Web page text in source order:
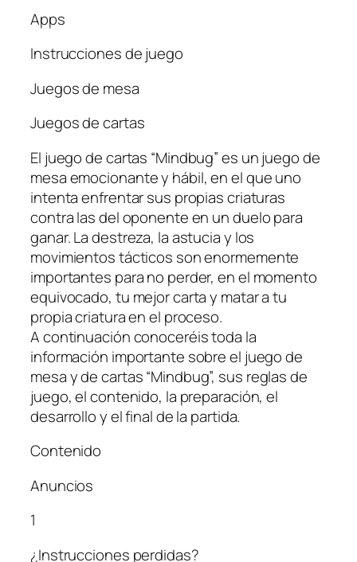
Apps
Instrucciones de juego
Juegos de mesa
Juegos de cartas
El juego de cartas “Mindbug” es un juego de
mesa emocionante y hábil, en el que uno
intenta enfrentar sus propias criaturas
contra las del oponente en un duelo para
ganar. La destreza, la astucia y los
movimientos tácticos son enormemente
importantes para no perder, en el momento
equivocado, tu mejor carta y matar a tu
propia criatura en el proceso.
A continuación conoceréis toda la
información importante sobre el juego de
mesa y de cartas “Mindbug”, sus reglas de
juego, el contenido, la preparación, el
desarrollo y el final de la partida.
Contenido
Anuncios
1
¿Instrucciones perdidas?